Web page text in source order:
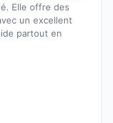
Elle offre des
un excellent
partout en